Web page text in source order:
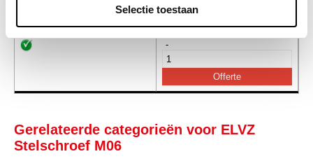
Selectie toestaan
Stuks
-
Gerelateerde categorieën voor ELVZ
Stelschroef M06